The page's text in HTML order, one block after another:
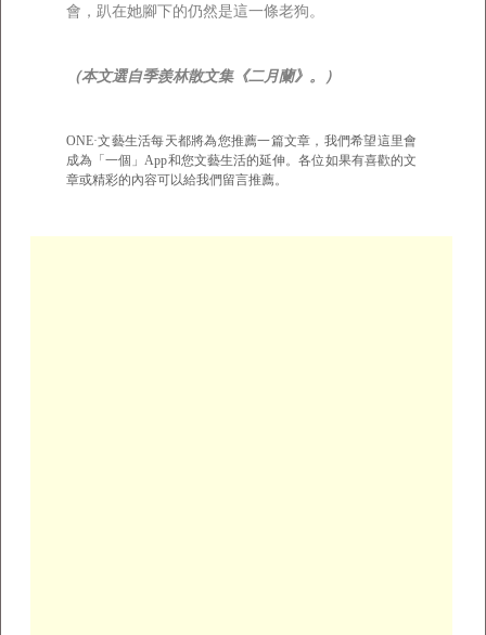
會，趴在她腳下的仍然是這一條老狗。
（本文選自季羨林散文集《二月蘭》。）
ONE·文藝生活每天都將為您推薦一篇文章，我們希望這里會
成為「一個」App和您文藝生活的延伸。各位如果有喜歡的文
章或精彩的內容可以給我們留言推薦。